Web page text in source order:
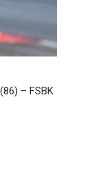
– FSBK